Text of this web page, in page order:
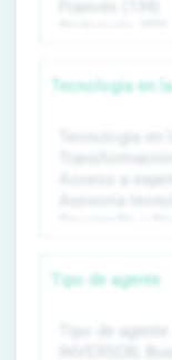
Tecnología en
Tipo de agente